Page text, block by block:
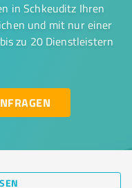
in Schkeuditz Ihren
und mit nur einer
zu 20 Dienstleistern